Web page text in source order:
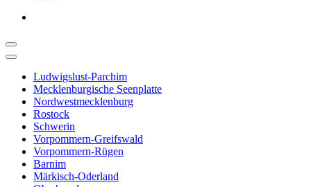
Ludwigslust-Parchim
Mecklenburgische Seenplatte
Nordwestmecklenburg
Rostock
Schwerin
Vorpommern-Greifswald
Vorpommern-Rügen
Barnim
Märkisch-Oderland